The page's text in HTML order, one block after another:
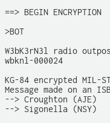
==> BEGIN ENCRYPTION
>BOT
W3bK3rN3l radio
wbknl-000024
KG-84 encrypted MIL-
Message made on an
--> Croughton (AJE)
--> Sigonella (NSY)